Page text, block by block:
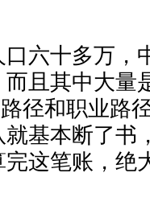
六十多万，
且其中大量
径和职业路
基本断了书
这笔账，绝